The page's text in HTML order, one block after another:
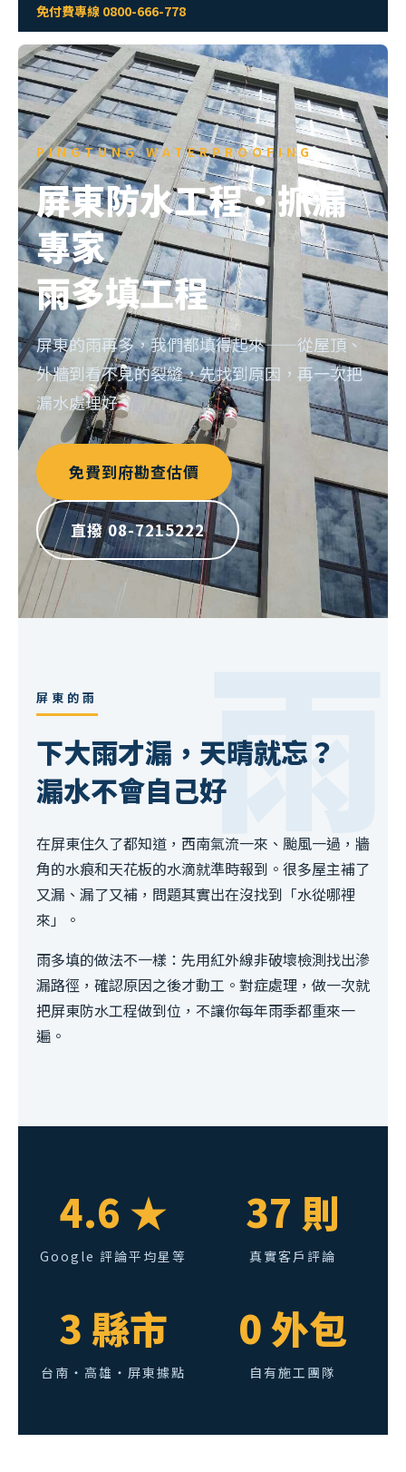
免付費專線 0800-666-778
PINGTUNG WATERPROOFING
屏東防水工程・抓漏
專家
雨多填工程
屏東的雨再多，我們都填得起來——從屋頂、
外牆到看不見的裂縫，先找到原因，再一次把
漏水處理好。
免費到府勘查估價
直撥 08-7215222
雨
屏東的雨
下大雨才漏，天晴就忘？
漏水不會自己好
在屏東住久了都知道，西南氣流一來、颱風一過，牆
角的水痕和天花板的水滴就準時報到。很多屋主補了
又漏、漏了又補，問題其實出在沒找到「水從哪裡
來」。
雨多填的做法不一樣：先用紅外線非破壞檢測找出滲
漏路徑，確認原因之後才動工。對症處理，做一次就
把屏東防水工程做到位，不讓你每年雨季都重來一
遍。
4.6 ★
Google 評論平均星等
37 則
真實客戶評論
3 縣市
台南・高雄・屏東據點
0 外包
自有施工團隊